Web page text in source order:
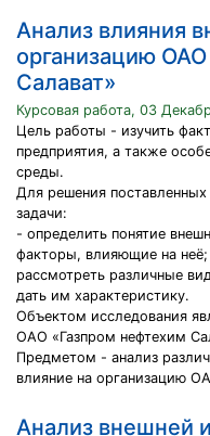
Анализ влияния
организацию
Салават»
Курсовая работа, 03
Цель работы - изучить
предприятия, а также
среды.
Для решения
задачи:
- определить понятие
факторы, влияющие на неё;
рассмотреть различные
дать им характеристику.
Объектом исследования
ОАО «Газпром нефтехим
Предметом - анализ
влияние на организацию
Анализ внешней